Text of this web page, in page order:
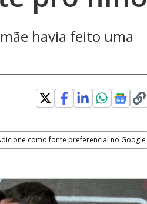
havia feito uma
como fonte preferencial no Google